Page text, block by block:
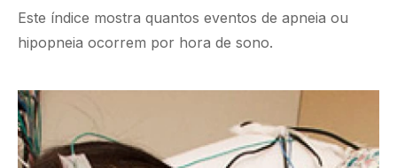
Este índice mostra quantos eventos de apneia ou
hipopneia ocorrem por hora de sono.